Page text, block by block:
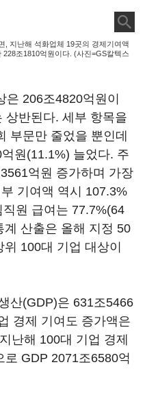
, 지난해 석화업체 19곳의 경제기여액
조1810억원이다. (사진=GS칼텍스
206조4820억원이
상반된다. 세부 항목을
부문만 줄었을 뿐인데
원(11.1%) 늘었다. 주
억원 증가하며 가장
기여액 역시 107.3%
원 급여는 77.7%(64
산출은 올해 지정 50
100대 기업 대상이
산(GDP)은 631조5466
경제 기여도 증가액은
난해 100대 기업 경제
GDP 2071조6580억